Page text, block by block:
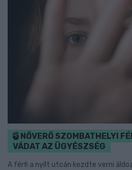
NŐVERŐ SZOMBATHELYI
VÁDAT AZ ÜGYÉSZSÉG
A férfi a nyílt utcán kezdte verni